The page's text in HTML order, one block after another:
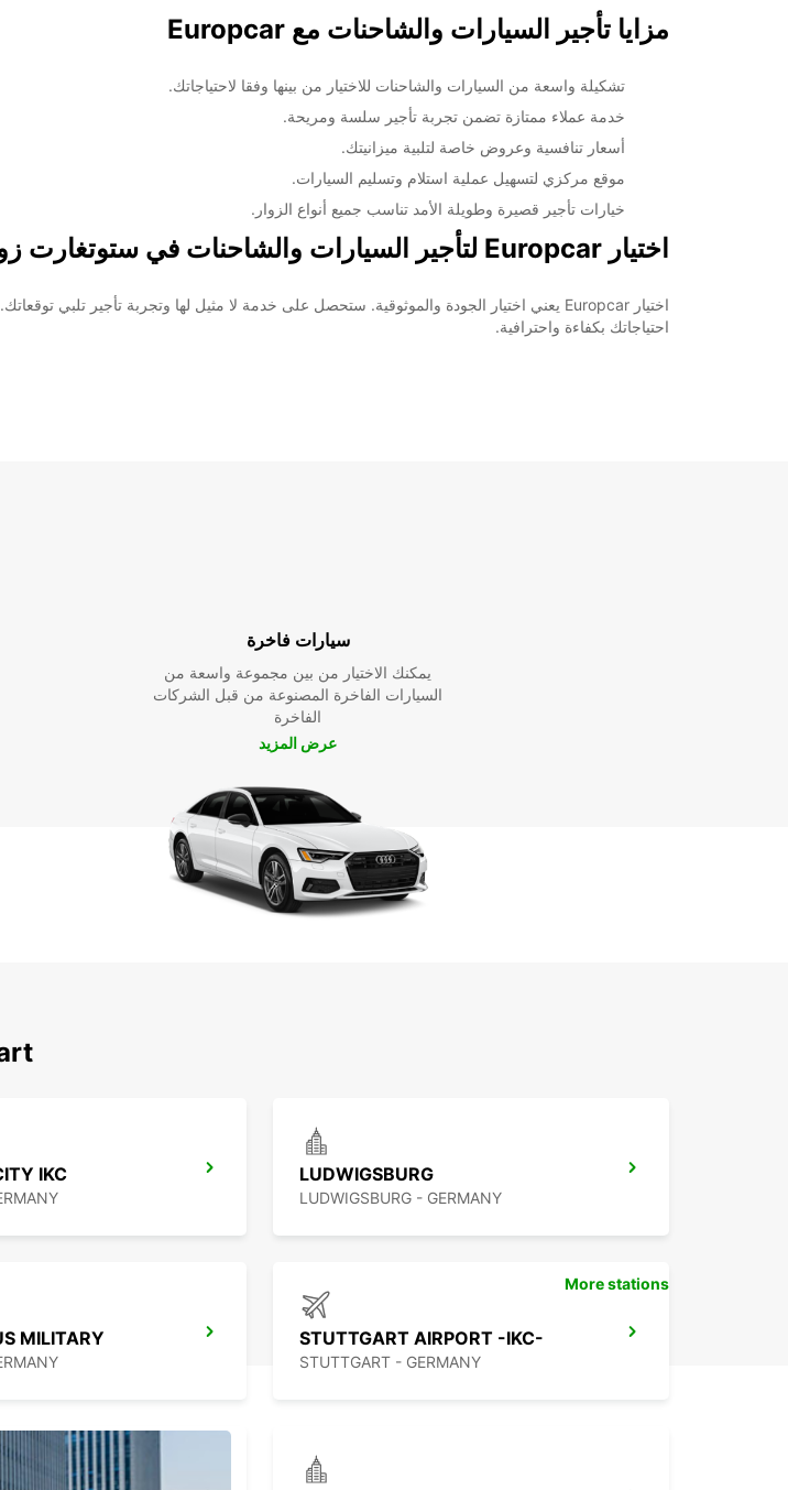
مزايا تأجير السيارات والشاحنات مع Europcar
تشكيلة واسعة من السيارات والشاحنات للاختيار من بينها وفقا لاحتياجاتك.
خدمة عملاء ممتازة تضمن تجربة تأجير سلسة ومريحة.
أسعار تنافسية وعروض خاصة لتلبية ميزانيتك.
موقع مركزي لتسهيل عملية استلام وتسليم السيارات.
خيارات تأجير قصيرة وطويلة الأمد تناسب جميع أنواع الزوار.
اختيار Europcar لتأجير السيارات والشاحنات في ستوتغارت زوفنهاوزن
احتياجاتك بكفاءة واحترافية.
سيارات فاخرة
يمكنك الاختيار من بين مجموعة واسعة من
السيارات الفاخرة المصنوعة من قبل الشركات
الفاخرة
عرض المزيد
IKC LUDWIGSBURG
LUDWIGSBURG - GERMANY
MILITARY STUTTGART AIRPORT -IKC-
STUTTGART - GERMANY
More stations